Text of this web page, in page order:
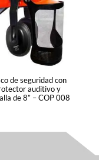
de seguridad con
auditivo y
de 8” – COP 008